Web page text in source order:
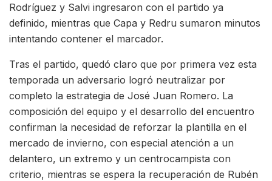
Rodríguez y Salvi ingresaron con el partido ya
definido, mientras que Capa y Redru sumaron minutos
intentando contener el marcador.
Tras el partido, quedó claro que por primera vez esta
temporada un adversario logró neutralizar por
completo la estrategia de José Juan Romero. La
composición del equipo y el desarrollo del encuentro
confirman la necesidad de reforzar la plantilla en el
mercado de invierno, con especial atención a un
delantero, un extremo y un centrocampista con
criterio, mientras se espera la recuperación de Rubén